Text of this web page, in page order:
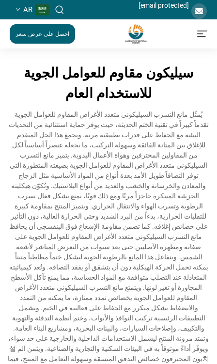
[email protected]
AR
احصل على عرض سعر
سيليكون مقاوم للعوامل الجوية
للاستخدام العام
يُمثّل مانع التسرب السيليكوني متعدد الأغراض المقاوم للعوامل الجوية
تقدماً كبيراً في تقنية الختم الحديثة، حيث يوفر حماية استثنائية من التحديات
البيئية مع الحفاظ على قدرات تطبيقية مرنة. ويجمع هذا الحل المتقدم
للإغلاق بين المتانة الفائقة وسهولة التركيب، ما يجعله عنصراً أساسياً لكل
من المقاولين المحترفين وهواة الأعمال اليدوية. يتميز مانع التسرب
السيليكوني متعدد الأغراض المقاوم للعوامل الجوية بصيغته المتطورة التي
توفر التصاقاً طويل الأمد بعدة أنواع من المواد الأساسية مثل الزجاج
والمعادن والخرسانة والخشب والعديد من أنواع البلاستيك. وتُكوّن هيكليته
الجزيئية المبتكرة حاجزاً مرنًا ومع ذلك قويًا، يمنع بشكل فعال تسرب
الرطوبة وتسرب الهواء والانتقال الحراري. ويتميز المنتج بمقاومة كبيرة
للتقلبات الحرارية، بدءاً من البرد الشديد وحتى الحرارة العالية، دون التأثير
على خصائص إغلاقه. كما تضمن مقاومة الإشعاع فوق البنفسجي أن يحافظ
مانع التسرب السيليكوني متعدد الأغراض المقاوم للعوامل الجوية على
صفاته ومظهره الأصليين حتى بعد سنوات من التعرض المباشر لأشعة
الشمس. ويتفاعل هذا المانع بالرطوبة الجوية ليشكل ختماً مطاطياً متيناً
يمكنه تحمل الحركة الهيكلية دون أن يتشقق أو يفقد التصاقه. وتُعد كيميائيته
المتعادلة عند التصلب متوافقة مع المواد الحساسة، مما يمنع تآكل الأسطح
المجاورة أو تغير لونها. ويتمتع مانع التسرب السيليكوني متعدد الأغراض
المقاوم للعوامل الجوية بخصائص تمدد ممتازة، ما يمكنه من التمدد
والانضغاط بشكل متكرر مع الحفاظ على فعاليته في الختم. وتشمل
التطبيقات الرئيسية تركيب النوافذ والأبواب، وختم أنظمة التدفئة والتهوية
والتكييف، وإصلاحات السيارات، والبيئات البحرية، ومشاريع البناء العامة.
وتمتد مرونة المنتج ليشمل الاستخدامات الداخلية والخارجية على حد سواء،
ويوفّر أداءً موثوقاً به في البيئات السكنية والتجارية والصناعية. ويثمن الم 설
치يون المحترفون خصائص التدفق المتسقة وسهولة التعامل مع المنتج، فيما